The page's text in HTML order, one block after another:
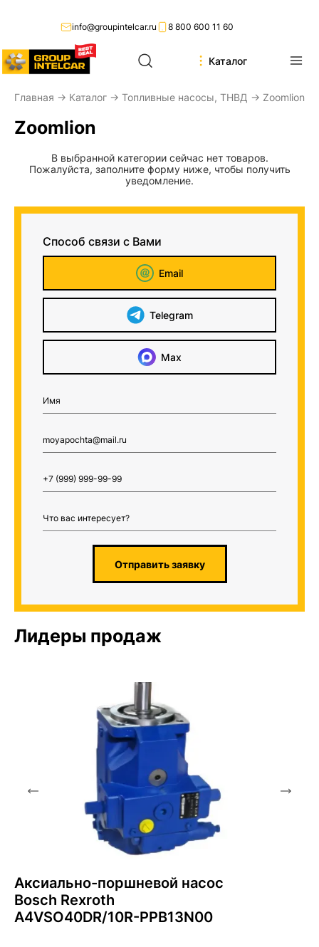
8 800 600 11 60
info@groupintelcar.ru
Каталог
Главная → Каталог → Топливные насосы, ТНВД → Zoomlion
Zoomlion
В выбранной категории сейчас нет товаров.
Пожалуйста, заполните форму ниже, чтобы получить
уведомление.
Способ связи с Вами
Email
Telegram
Max
Отправить заявку
Лидеры продаж
Аксиально-поршневой насос
Bosch Rexroth
A4VSO40DR/10R-PPB13N00